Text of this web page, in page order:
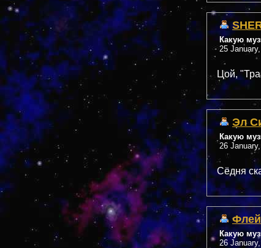
Какую
25
Цой,
Эл
Какую
26
Сёдня
Какую
26